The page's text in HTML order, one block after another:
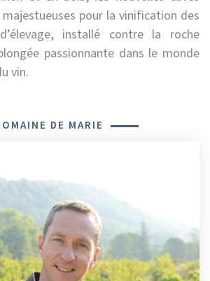
pour la vinification des
installé contre la roche
passionnante dans le monde
vin.
DE MARIE